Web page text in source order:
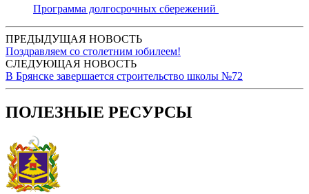
Программа долгосрочных сбережений
ПРЕДЫДУЩАЯ НОВОСТЬ
Поздравляем со столетним юбилеем!
СЛЕДУЮЩАЯ НОВОСТЬ
В Брянске завершается строительство школы №72
ПОЛЕЗНЫЕ РЕСУРСЫ